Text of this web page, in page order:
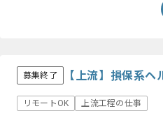
募集終了 【上流】損保系
リモートOK 上流工程の仕事